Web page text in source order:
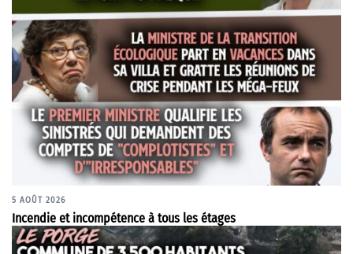
5 AOÛT 2026
Incendie et incompétence à tous les étages